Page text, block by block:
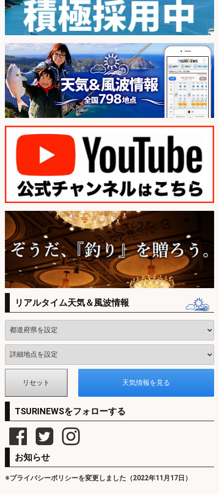
リアルタイム天気＆風波情報
TSURINEWSをフォローする
お知らせ
※プライバシーポリシーを変更しました（2022年11月17日）